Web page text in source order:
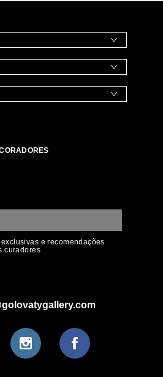
e recomendações
curadores